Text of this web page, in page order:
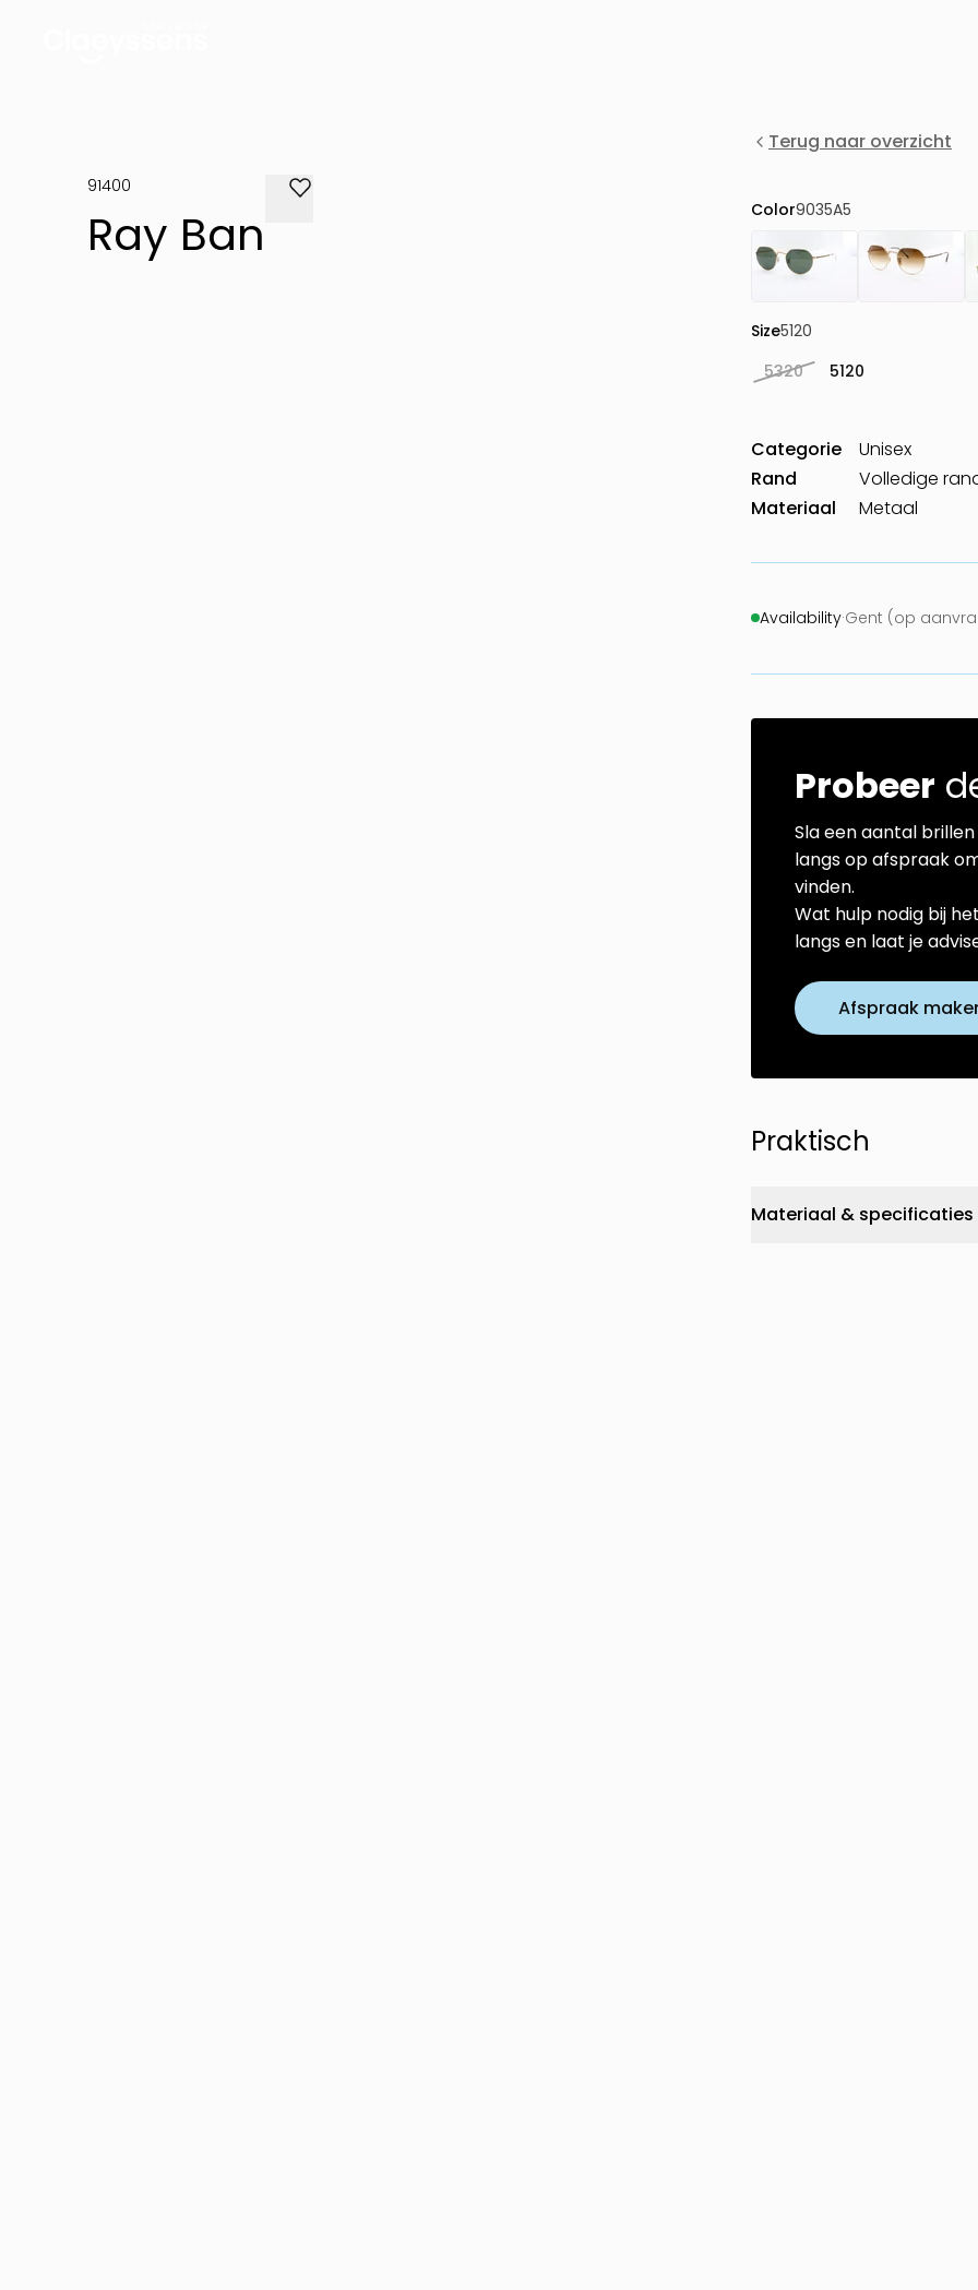
91400
Ray Ban
Terug naar overzicht
Color9035A5
Size5120
5320
5120
Categorie
Unisex
Rand
Volledige
Materiaal
Metaal
Availability·Gent (op
Probeer
Sla een aantal
langs op afspraak
vinden.
Wat hulp nodig bij
langs en laat je
Afspraak
Praktisch
Materiaal & specificaties